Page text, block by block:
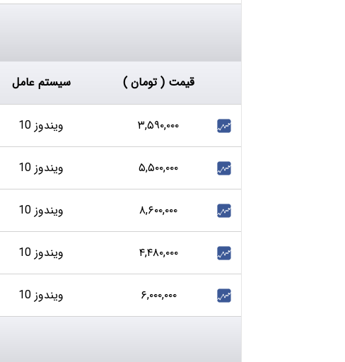
سیستم عامل قیمت ( تومان )
ویندوز 10 ۳,۵۹۰,۰۰۰
ویندوز 10 ۵,۵۰۰,۰۰۰
ویندوز 10 ۸,۶۰۰,۰۰۰
ویندوز 10 ۴,۴۸۰,۰۰۰
ویندوز 10 ۶,۰۰۰,۰۰۰